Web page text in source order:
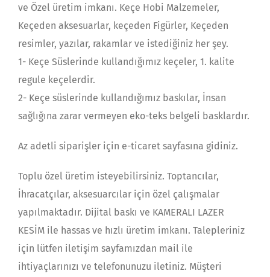
ve Özel üretim imkanı. Keçe Hobi Malzemeler,
Keçeden aksesuarlar, keçeden Figürler, Keçeden
resimler, yazılar, rakamlar ve istediğiniz her şey.
1- Keçe Süslerinde kullandığımız keçeler, 1. kalite
regule keçelerdir.
2- Keçe süslerinde kullandığımız baskılar, İnsan
sağlığına zarar vermeyen eko-teks belgeli basklardır.
Az adetli siparişler için e-ticaret sayfasına gidiniz.
Toplu özel üretim isteyebilirsiniz. Toptancılar,
İhracatçılar, aksesuarcılar için özel çalışmalar
yapılmaktadır. Dijital baskı ve KAMERALI LAZER
KESİM ile hassas ve hızlı üretim imkanı. Talepleriniz
için lütfen iletişim sayfamızdan mail ile
ihtiyaçlarınızı ve telefonunuzu iletiniz. Müşteri